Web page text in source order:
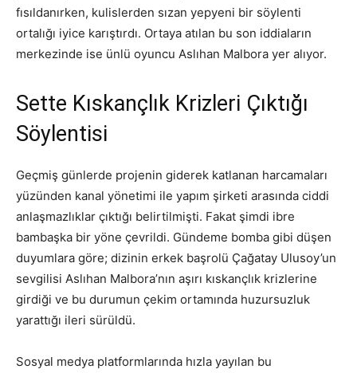
fısıldanırken, kulislerden sızan yepyeni bir söylenti
ortalığı iyice karıştırdı. Ortaya atılan bu son iddiaların
merkezinde ise ünlü oyuncu Aslıhan Malbora yer alıyor.
Sette Kıskançlık Krizleri Çıktığı
Söylentisi
Geçmiş günlerde projenin giderek katlanan harcamaları
yüzünden kanal yönetimi ile yapım şirketi arasında ciddi
anlaşmazlıklar çıktığı belirtilmişti. Fakat şimdi ibre
bambaşka bir yöne çevrildi. Gündeme bomba gibi düşen
duyumlara göre; dizinin erkek başrolü Çağatay Ulusoy’un
sevgilisi Aslıhan Malbora’nın aşırı kıskançlık krizlerine
girdiği ve bu durumun çekim ortamında huzursuzluk
yarattığı ileri sürüldü.
Sosyal medya platformlarında hızla yayılan bu